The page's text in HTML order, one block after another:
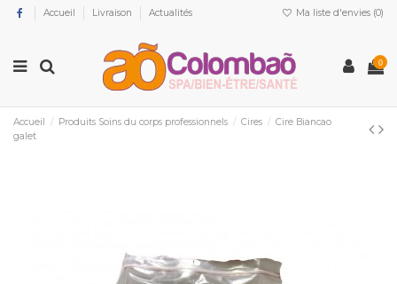
Accueil Livraison Actualités Ma liste d'envies (0)
0
Accueil Produits Soins du corps professionnels Cires
Cire Biancao
galet